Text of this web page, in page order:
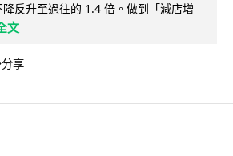
反升至過往的 1.4 倍。做到「減店增
文
分享